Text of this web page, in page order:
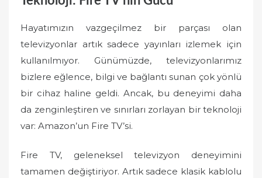
Hayatımızın vazgeçilmez bir parçası olan
televizyonlar artık sadece yayınları izlemek için
kullanılmıyor. Günümüzde, televizyonlarımız
bizlere eğlence, bilgi ve bağlantı sunan çok yönlü
bir cihaz haline geldi. Ancak, bu deneyimi daha
da zenginleştiren ve sınırları zorlayan bir teknoloji
var: Amazon’un Fire TV’si.
Fire TV, geleneksel televizyon deneyimini
tamamen değiştiriyor. Artık sadece klasik kablolu